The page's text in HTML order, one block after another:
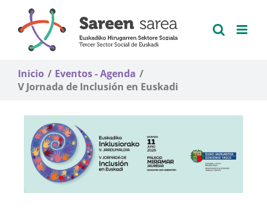
contenido
Inicio
Eventos - Agenda
V Jornada de Inclusión en Euskadi